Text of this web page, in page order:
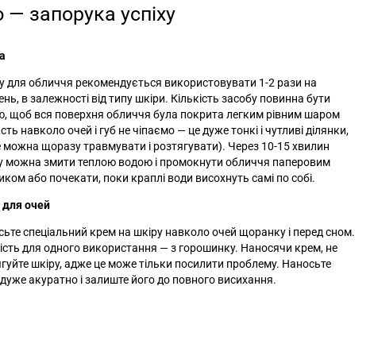
запорука успіху
для обличчя рекомендується використовувати 1-2 рази на
в залежності від типу шкіри. Кількість засобу повинна бути
щоб вся поверхня обличчя була покрита легким рівним шаром
навколо очей і губ не чіпаємо — це дуже тонкі і чутливі ділянки,
можна щоразу травмувати і розтягувати). Через 10-15 хвилин
можна змити теплою водою і промокнути обличчя паперовим
або почекати, поки краплі води висохнуть самі по собі.
очей
спеціальний крем на шкіру навколо очей щоранку і перед сном.
для одного використання — з горошинку. Наносячи крем, не
шкіру, адже це може тільки посилити проблему. Наносьте
дуже акуратно і залиште його до повного висихання.